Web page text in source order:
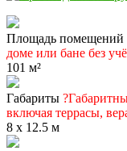
Площадь помещений
доме или бане без
101 м²
Габариты ?
включая террасы,
8 x 12.5 м